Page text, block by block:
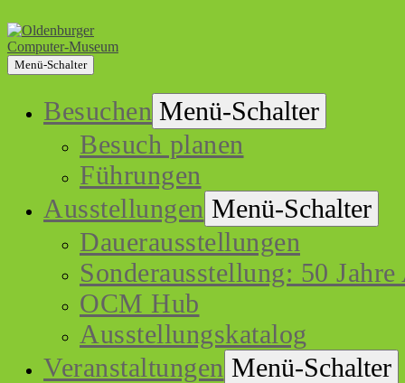
Menü-Schalter
Besuchen Menü-Schalter
Besuch planen
Führungen
Ausstellungen Menü-Schalter
Dauerausstellungen
Sonderausstellung: 50
OCM Hub
Ausstellungskatalog
Veranstaltungen Menü-Schalter